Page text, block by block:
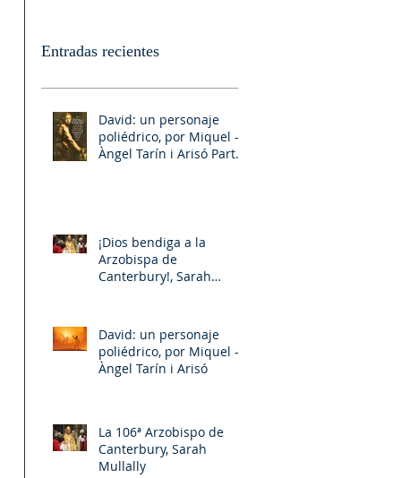
Entradas recientes
David: un personaje
poliédrico, por Miquel –
Àngel Tarín i Arisó Parte
¡Dios bendiga a la
Arzobispa de
Canterbury!, Sarah
David: un personaje
poliédrico, por Miquel –
Àngel Tarín i Arisó
La 106ª Arzobispo de
Canterbury, Sarah
Mullally